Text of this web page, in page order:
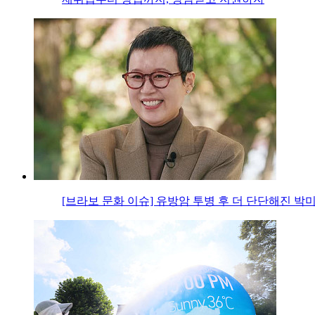
[브라보 문화 이슈] 유방암 투병 후 더 단단해진 박